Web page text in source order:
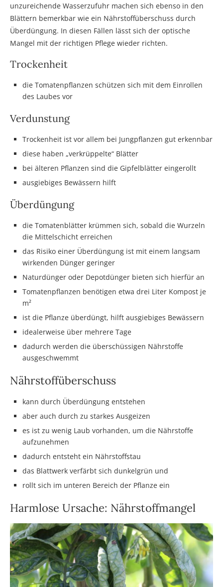
unzureichende Wasserzufuhr machen sich ebenso in den
Blättern bemerkbar wie ein Nährstoffüberschuss durch
Überdüngung. In diesen Fällen lässt sich der optische
Mangel mit der richtigen Pflege wieder richten.
Trockenheit
die Tomatenpflanzen schützen sich mit dem Einrollen
des Laubes vor
Verdunstung
Trockenheit ist vor allem bei Jungpflanzen gut erkennbar
diese haben „verkrüppelte“ Blätter
bei älteren Pflanzen sind die Gipfelblätter eingerollt
ausgiebiges Bewässern hilft
Überdüngung
die Tomatenblätter krümmen sich, sobald die Wurzeln
die Mittelschicht erreichen
das Risiko einer Überdüngung ist mit einem langsam
wirkenden Dünger geringer
Naturdünger oder Depotdünger bieten sich hierfür an
Tomatenpflanzen benötigen etwa drei Liter Kompost je
m²
ist die Pflanze überdüngt, hilft ausgiebiges Bewässern
idealerweise über mehrere Tage
dadurch werden die überschüssigen Nährstoffe
ausgeschwemmt
Nährstoffüberschuss
kann durch Überdüngung entstehen
aber auch durch zu starkes Ausgeizen
es ist zu wenig Laub vorhanden, um die Nährstoffe
aufzunehmen
dadurch entsteht ein Nährstoffstau
das Blattwerk verfärbt sich dunkelgrün und
rollt sich im unteren Bereich der Pflanze ein
Harmlose Ursache: Nährstoffmangel